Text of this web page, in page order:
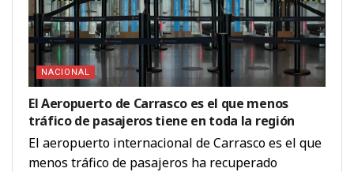
NACIONAL
El Aeropuerto de Carrasco es el que menos
tráfico de pasajeros tiene en toda la región
El aeropuerto internacional de Carrasco es el que
menos tráfico de pasajeros ha recuperado